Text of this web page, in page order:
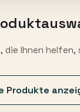
die Ihnen helfen,
Produkte